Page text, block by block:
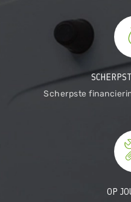
Scherpste
OP